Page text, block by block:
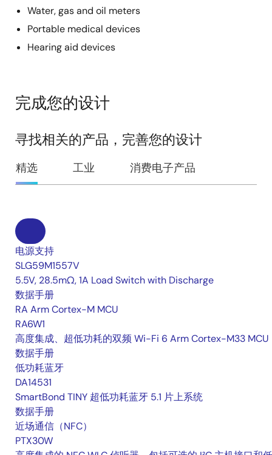
Water, gas and oil meters
Portable medical devices
Hearing aid devices
完成您的设计
寻找相关的产品，完善您的设计
精选 工业 消费电子产品
电源支持
SLG59M1557V
5.5V, 28.5mΩ, 1A Load Switch with Discharge
数据手册
RA Arm Cortex-M MCU
RA6W1
高度集成、超低功耗的双频 Wi-Fi 6 Arm Cortex-M33 MCU
数据手册
低功耗蓝牙
DA14531
SmartBond TINY 超低功耗蓝牙 5.1 片上系统
数据手册
近场通信（NFC）
PTX30W